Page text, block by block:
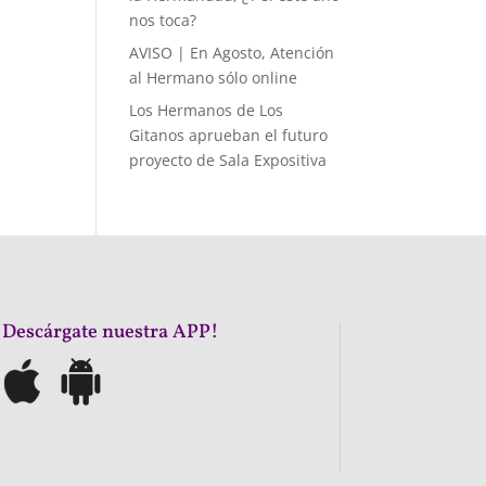
nos toca?
AVISO | En Agosto, Atención
al Hermano sólo online
Los Hermanos de Los
Gitanos aprueban el futuro
proyecto de Sala Expositiva
nuestra APP!